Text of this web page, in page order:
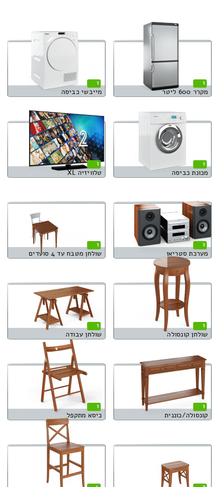
1
מקרר 600 ליטר
1
מייבשי כביסה
1
מכונת כביסה
1
טלוויזיה XL
1
מערכת סטריאו
1
שולחן מטבח עד 4 סועדים
1
שולחן קונסולה
1
שולחן עבודה
1
קונסולה/כוננית
1
כיסא מתקפל